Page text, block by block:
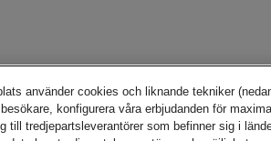
använder cookies och liknande tekniker
konfigurera våra erbjudanden för
till tredjepartsleverantörer som befinner sig i